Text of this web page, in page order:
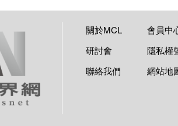
關於MCL
會員中
研討會
隱私權
聯絡我們
網站地